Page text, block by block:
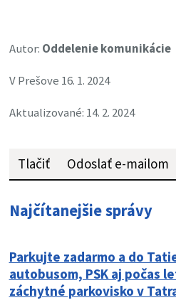
Autor: Oddelenie komunikácie
V Prešove 16. 1. 2024
Aktualizované: 14. 2. 2024
Tlačiť Odoslať e-mailom
Najčítanejšie správy
Parkujte zadarmo a do
autobusom, PSK aj počas
záchytné parkovisko v